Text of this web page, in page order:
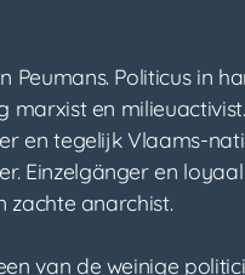
Peumans. Politicus in
marxist en milieuactivist.
en tegelijk Vlaams-
Einzelgänger en loyaal
zachte anarchist.
van de weinige